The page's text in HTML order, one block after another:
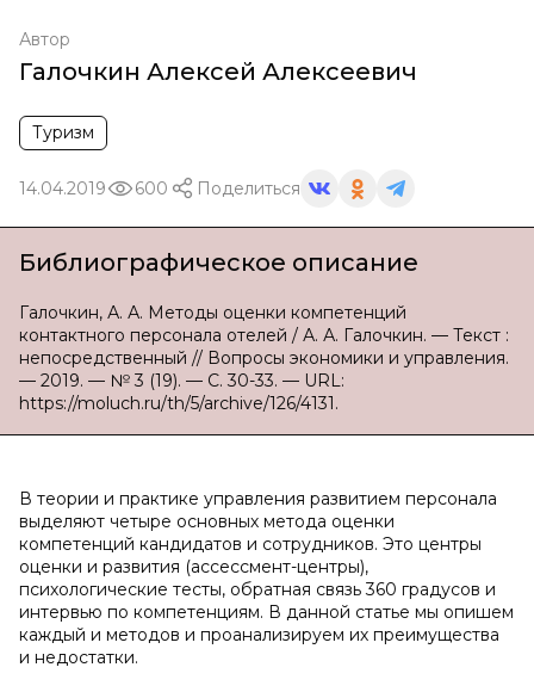
Автор
Галочкин Алексей Алексеевич
Туризм
14.04.2019 600 Поделиться
Библиографическое описание
Галочкин, А. А. Методы оценки компетенций
контактного персонала отелей / А. А. Галочкин. — Текст :
непосредственный // Вопросы экономики и управления.
— 2019. — № 3 (19). — С. 30-33. — URL:
https://moluch.ru/th/5/archive/126/4131.
В теории и практике управления развитием персонала
выделяют четыре основных метода оценки
компетенций кандидатов и сотрудников. Это центры
оценки и развития (ассессмент-центры),
психологические тесты, обратная связь 360 градусов и
интервью по компетенциям. В данной статье мы опишем
каждый и методов и проанализируем их преимущества
и недостатки.